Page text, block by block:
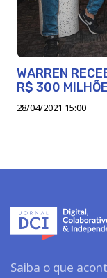
WARREN
R$ 300
28/04/2021 15:00
Saiba o que